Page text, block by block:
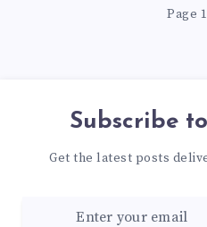
Page
Subscribe to
Get the latest posts